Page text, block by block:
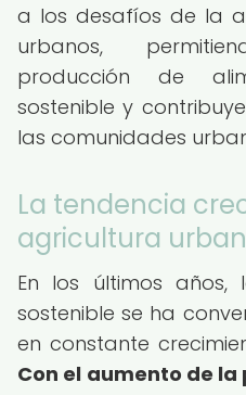
a los desafíos de la
urbanos,
producción de
sostenible y
las comunidades
La tendencia
agricultura
En los últimos
sostenible se ha
en constante
Con el aumento de